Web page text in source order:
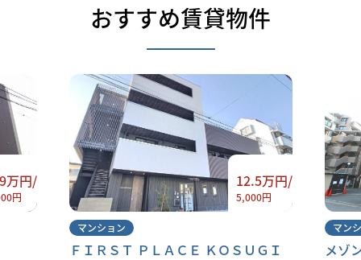
おすすめ賃貸物件
万円/
円
12.5万円/
5,000円
マンション
ＦＩＲＳＴ ＰＬＡＣＥ ＫＯＳＵＧＩ
マン
メゾ